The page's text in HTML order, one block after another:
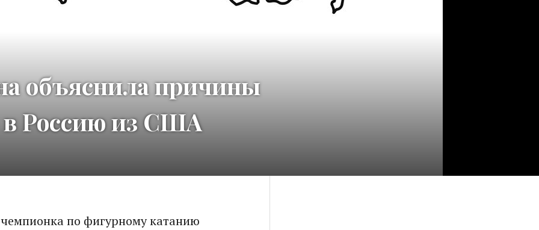
объяснила причины
в Россию из США
по фигурному катанию